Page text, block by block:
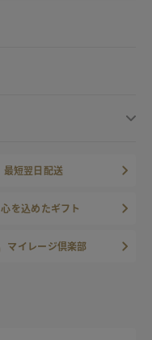
最短翌日配送
心を込めたギフト
マイレージ倶楽部